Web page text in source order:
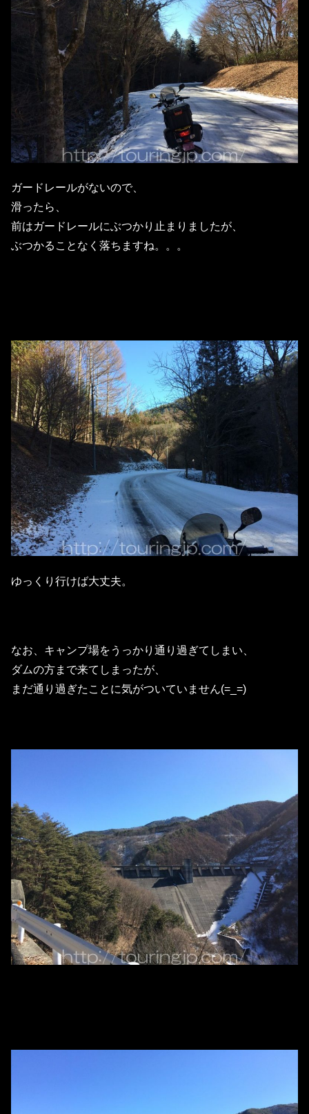
ガードレールがないので、
滑ったら、
前はガードレールにぶつかり止まりましたが、
ぶつかることなく落ちますね。。。
ゆっくり行けば大丈夫。
なお、キャンプ場をうっかり通り過ぎてしまい、
ダムの方まで来てしまったが、
まだ通り過ぎたことに気がついていません(=_=)